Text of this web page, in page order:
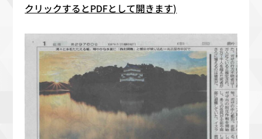
クリックするとPDFとして開きます)